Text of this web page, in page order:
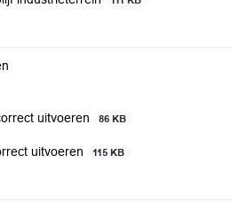
uitvoeren
86 KB
uitvoeren 115 KB